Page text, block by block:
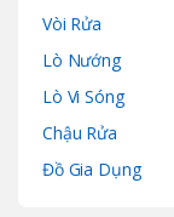
Vòi Rửa
Lò Nướng
Lò Vi Sóng
Chậu Rửa
Đồ Gia Dụng